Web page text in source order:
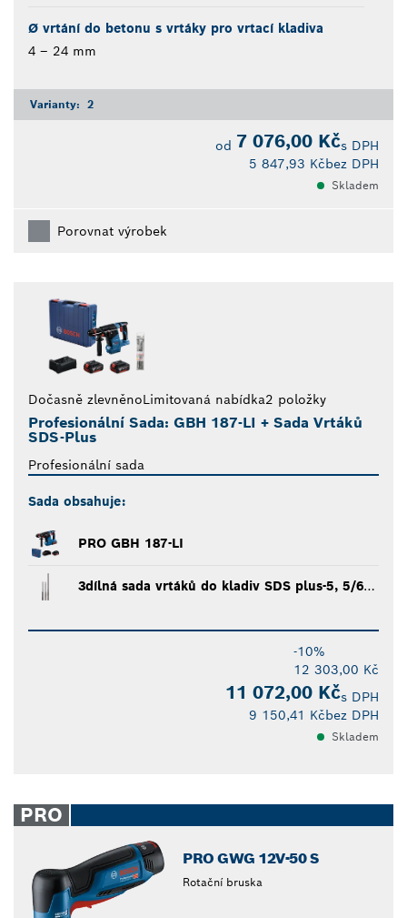
Ø vrtání do betonu s vrtáky pro vrtací kladiva
4 – 24 mm
Varianty: 2
od 7 076,00 Kčs DPH
5 847,93 Kčbez DPH
Skladem
Porovnat výrobek
Dočasně zlevněnoLimitovaná nabídka2 položky
Profesionální Sada: GBH 187-LI + Sada Vrtáků
SDS-Plus
Profesionální sada
Sada obsahuje:
PRO GBH 187-LI
3dílná sada vrtáků do kladiv SDS plus-5, 5/6/8 mm
-10%
12 303,00 Kč
11 072,00 Kčs DPH
9 150,41 Kčbez DPH
Skladem
PRO
PRO GWG 12V-50 S
Rotační bruska